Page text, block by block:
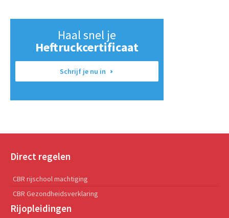
Haal snel je
Heftruckcertificaat
Schrijf je nu in
Direct regelen
CBR rijschool machtiging
CBR Gezondheidsverklaring
Rijopleidingen